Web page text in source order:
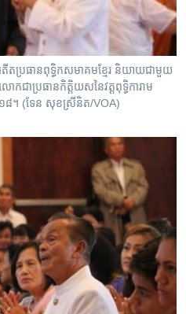
ប្រធាន​ពុទ្ធិកសមាគម​ខ្មែរ និយាយ​ជាមួយ​
ជា​ប្រធាន​កិត្តិយស​នៃ​វត្ត​ពុទ្ធិការាម
១៨។ (ទែន សុខស្រីនិត/VOA)